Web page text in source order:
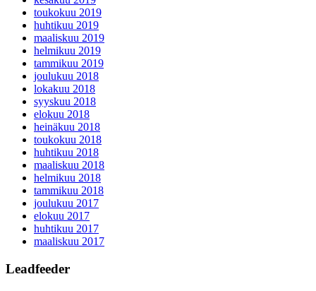
toukokuu 2019
huhtikuu 2019
maaliskuu 2019
helmikuu 2019
tammikuu 2019
joulukuu 2018
lokakuu 2018
syyskuu 2018
elokuu 2018
heinäkuu 2018
toukokuu 2018
huhtikuu 2018
maaliskuu 2018
helmikuu 2018
tammikuu 2018
joulukuu 2017
elokuu 2017
huhtikuu 2017
maaliskuu 2017
Leadfeeder